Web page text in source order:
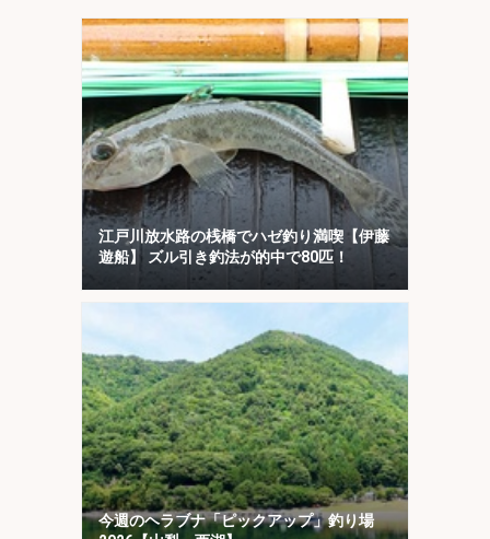
江戸川放水路の桟橋でハゼ釣り満喫【伊藤
遊船】 ズル引き釣法が的中で80匹！
今週のヘラブナ「ピックアップ」釣り場